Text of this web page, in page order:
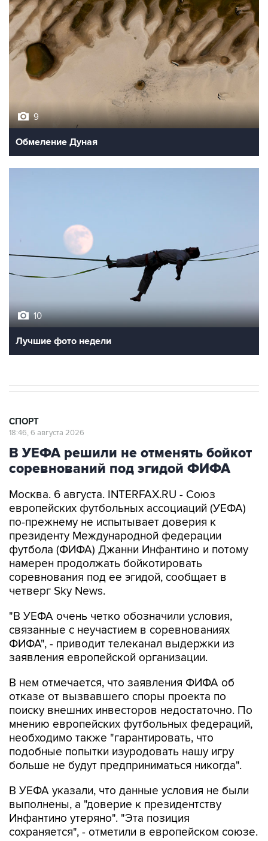
9
Обмеление Дуная
10
Лучшие фото недели
СПОРТ
18:46, 6 августа 2026
В УЕФА решили не отменять бойкот
соревнований под эгидой ФИФА
Москва. 6 августа. INTERFAX.RU - Союз
европейских футбольных ассоциаций (УЕФА)
по-прежнему не испытывает доверия к
президенту Международной федерации
футбола (ФИФА) Джанни Инфантино и потому
намерен продолжать бойкотировать
соревнования под ее эгидой, сообщает в
четверг Sky News.
"В УЕФА очень четко обозначили условия,
связанные с неучастием в соревнованиях
ФИФА", - приводит телеканал выдержки из
заявления европейской организации.
В нем отмечается, что заявления ФИФА об
отказе от вызвавшего споры проекта по
поиску внешних инвесторов недостаточно. По
мнению европейских футбольных федераций,
необходимо также "гарантировать, что
подобные попытки изуродовать нашу игру
больше не будут предприниматься никогда".
В УЕФА указали, что данные условия не были
выполнены, а "доверие к президентству
Инфантино утеряно". "Эта позиция
сохраняется", - отметили в европейском союзе.